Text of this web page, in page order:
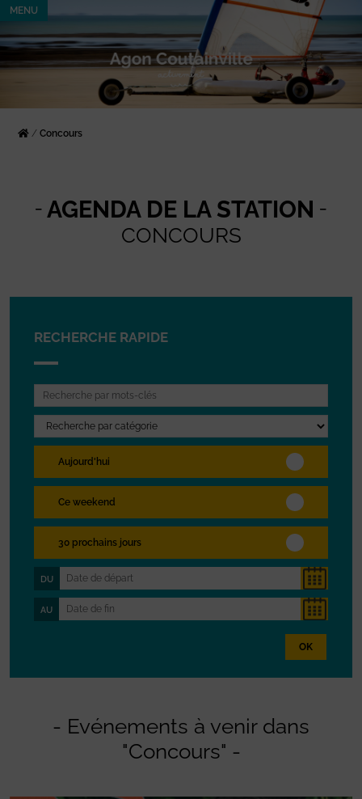
MENU
/Concours
AGENDA DE LA STATION
CONCOURS
RECHERCHE RAPIDE
Aujourd'hui
Ce weekend
30 prochains jours
DU
AU
OK
- Evénements à venir dans
"Concours" -